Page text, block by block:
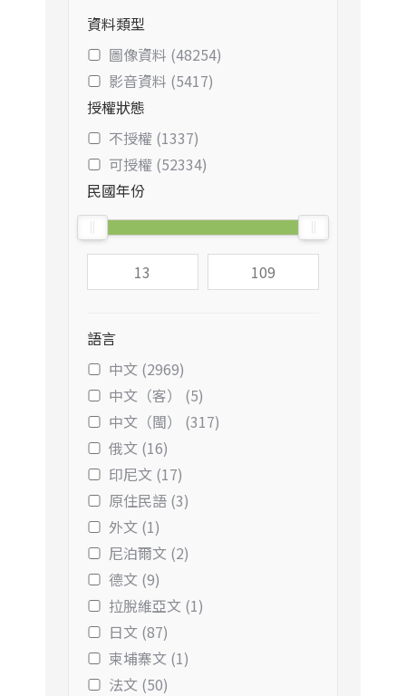
資料類型
圖像資料 (48254)
影音資料 (5417)
授權狀態
不授權 (1337)
可授權 (52334)
民國年份
語言
中文 (2969)
中文（客） (5)
中文（閩） (317)
俄文 (16)
印尼文 (17)
原住民語 (3)
外文 (1)
尼泊爾文 (2)
德文 (9)
拉脫維亞文 (1)
日文 (87)
柬埔寨文 (1)
法文 (50)